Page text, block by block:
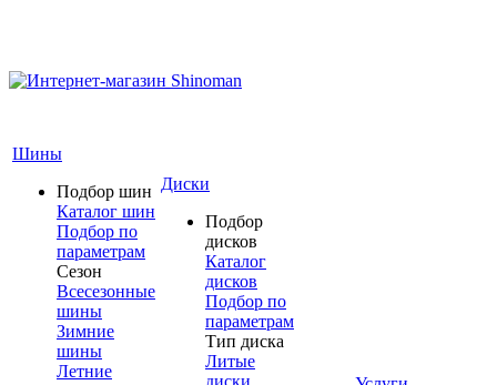
Шины
Подбор шин
Каталог шин
Подбор по
параметрам
Сезон
Всесезонные
шины
Зимние
шины
Летние
Диски
Подбор
дисков
Каталог
дисков
Подбор по
параметрам
Тип диска
Литые
диски